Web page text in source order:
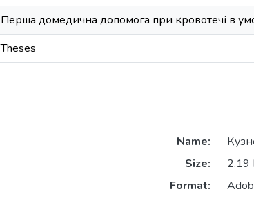
Перша домедична допомога при кровотечі в
Theses
Name:
Size:
2.19
Format: